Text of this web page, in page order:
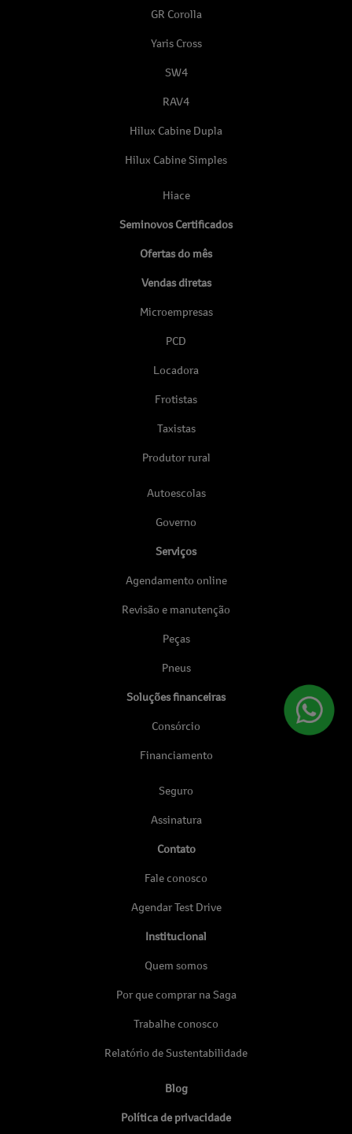
GR Corolla
Yaris Cross
SW4
RAV4
Hilux Cabine Dupla
Hilux Cabine Simples
Hiace
Seminovos Certificados
Ofertas do mês
Vendas diretas
Microempresas
PCD
Locadora
Frotistas
Taxistas
Produtor rural
Autoescolas
Governo
Serviços
Agendamento online
Revisão e manutenção
Peças
Pneus
Soluções financeiras
Consórcio
Financiamento
Seguro
Assinatura
Contato
Fale conosco
Agendar Test Drive
Institucional
Quem somos
Por que comprar na Saga
Trabalhe conosco
Relatório de Sustentabilidade
Blog
Política de privacidade